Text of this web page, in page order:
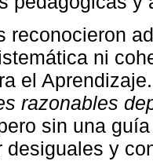
reconocieron
ni
el
razonables
sin una
desiguales y